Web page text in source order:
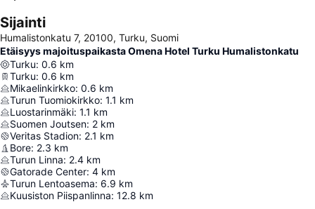
Sijainti
Humalistonkatu 7, 20100, Turku, Suomi
Etäisyys majoituspaikasta Omena Hotel Turku Humalistonkatu
Turku: 0.6 km
Turku: 0.6 km
Mikaelinkirkko: 0.6 km
Turun Tuomiokirkko: 1.1 km
Luostarinmäki: 1.1 km
Suomen Joutsen: 2 km
Veritas Stadion: 2.1 km
Bore: 2.3 km
Turun Linna: 2.4 km
Gatorade Center: 4 km
Turun Lentoasema: 6.9 km
Kuusiston Piispanlinna: 12.8 km